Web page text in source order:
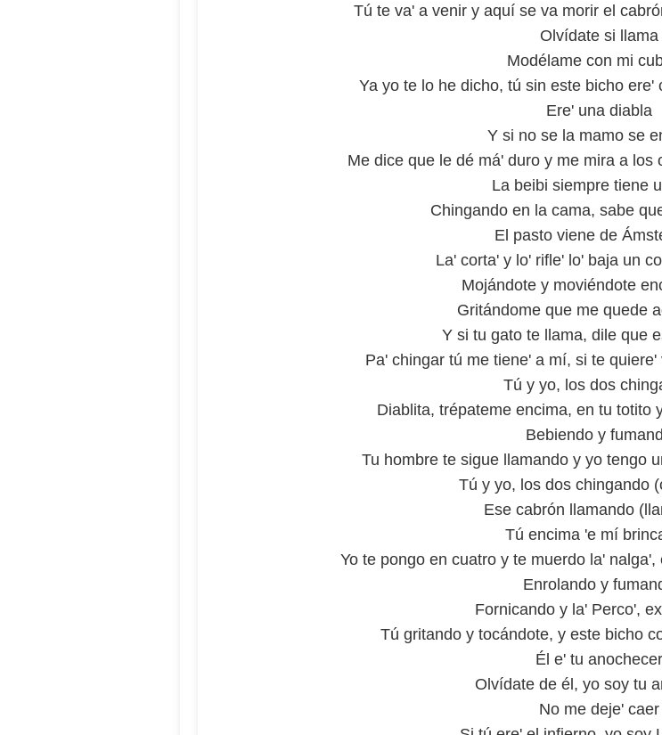
Tú te va' a venir y aquí se va morir el
Olvídate si llama
Modélame con mi
Ya yo te lo he dicho, tú sin este bicho ere'
Ere' una diabla
Y si no se la mamo se
Me dice que le dé má' duro y me mira a los
La beibi siempre tiene
Chingando en la cama, sabe
El pasto viene de
La' corta' y lo' rifle' lo' baja un
Mojándote y moviéndote
Gritándome que me quede
Y si tu gato te llama, dile que
Pa' chingar tú me tiene' a mí, si te
Tú y yo, los dos
Diablita, trépateme encima, en tu totito
Bebiendo y
Tu hombre te sigue llamando y yo tengo
Tú y yo, los dos chingando
Ese cabrón llamando
Tú encima 'e mí
Yo te pongo en cuatro y te muerdo la'
Enrolando y
Fornicando y la' Perco',
Tú gritando y tocándote, y este bicho
Él e' tu anochecer
Olvídate de él, yo soy tu
No me deje' caer